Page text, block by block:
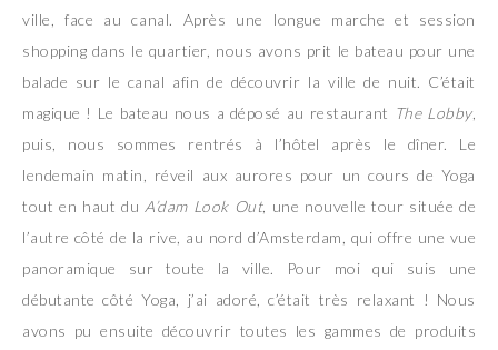
ville, face au canal. Après une longue marche et session
shopping dans le quartier, nous avons prit le bateau pour une
balade sur le canal afin de découvrir la ville de nuit. C’était
magique ! Le bateau nous a déposé au restaurant The Lobby,
puis, nous sommes rentrés à l’hôtel après le dîner. Le
lendemain matin, réveil aux aurores pour un cours de Yoga
tout en haut du A’dam Look Out, une nouvelle tour située de
l’autre côté de la rive, au nord d’Amsterdam, qui offre une vue
panoramique sur toute la ville. Pour moi qui suis une
débutante côté Yoga, j’ai adoré, c’était très relaxant ! Nous
avons pu ensuite découvrir toutes les gammes de produits